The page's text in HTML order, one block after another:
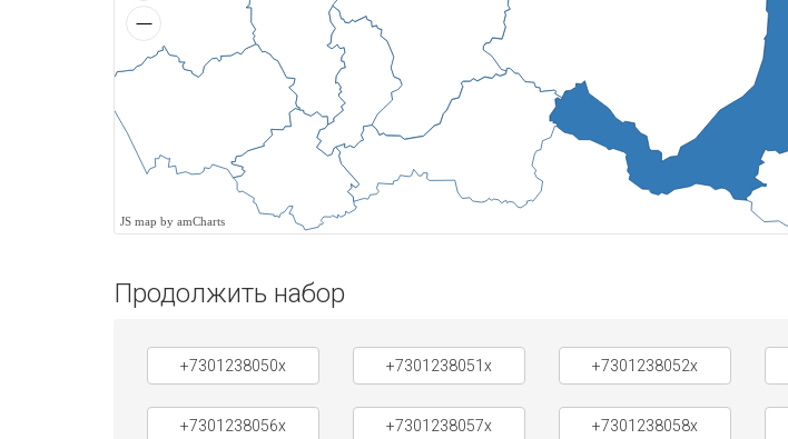
JS map by amCharts
Продолжить набор
+7301238050x +7301238051x +7301238052x
+7301238056x +7301238057x +7301238058x